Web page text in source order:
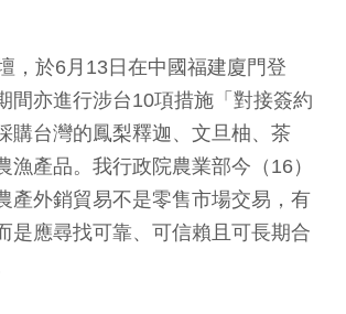
，於6月13日在中國福建廈門登
間亦進行涉台10項措施「對接簽約
購台灣的鳳梨釋迦、文旦柚、茶
漁產品。我行政院農業部今（16）
產外銷貿易不是零售市場交易，有
是應尋找可靠、可信賴且可長期合